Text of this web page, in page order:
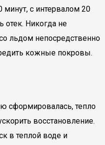
минут, с интервалом 20
отек. Никогда не
льдом непосредственно
кожные покровы.
сформировалась, тепло
восстановление.
в теплой воде и